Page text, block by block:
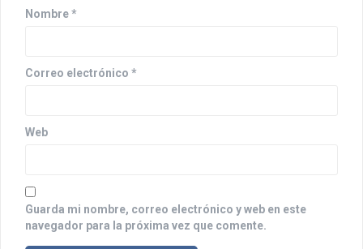
n
r
d
s
Nombre*
Correo electrónico *
Web
Guarda mi nombre, correo electrónico y web en este
navegador para la próxima vez que comente.